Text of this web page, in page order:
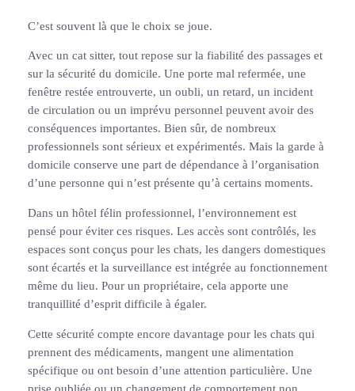
C’est souvent là que le choix se joue.
Avec un cat sitter, tout repose sur la fiabilité des passages et
sur la sécurité du domicile. Une porte mal refermée, une
fenêtre restée entrouverte, un oubli, un retard, un incident
de circulation ou un imprévu personnel peuvent avoir des
conséquences importantes. Bien sûr, de nombreux
professionnels sont sérieux et expérimentés. Mais la garde à
domicile conserve une part de dépendance à l’organisation
d’une personne qui n’est présente qu’à certains moments.
Dans un hôtel félin professionnel, l’environnement est
pensé pour éviter ces risques. Les accès sont contrôlés, les
espaces sont conçus pour les chats, les dangers domestiques
sont écartés et la surveillance est intégrée au fonctionnement
même du lieu. Pour un propriétaire, cela apporte une
tranquillité d’esprit difficile à égaler.
Cette sécurité compte encore davantage pour les chats qui
prennent des médicaments, mangent une alimentation
spécifique ou ont besoin d’une attention particulière. Une
prise oubliée ou un changement de comportement non